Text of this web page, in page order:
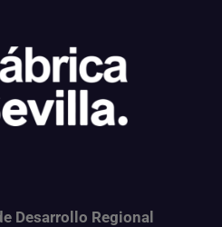
Desarrollo Regional